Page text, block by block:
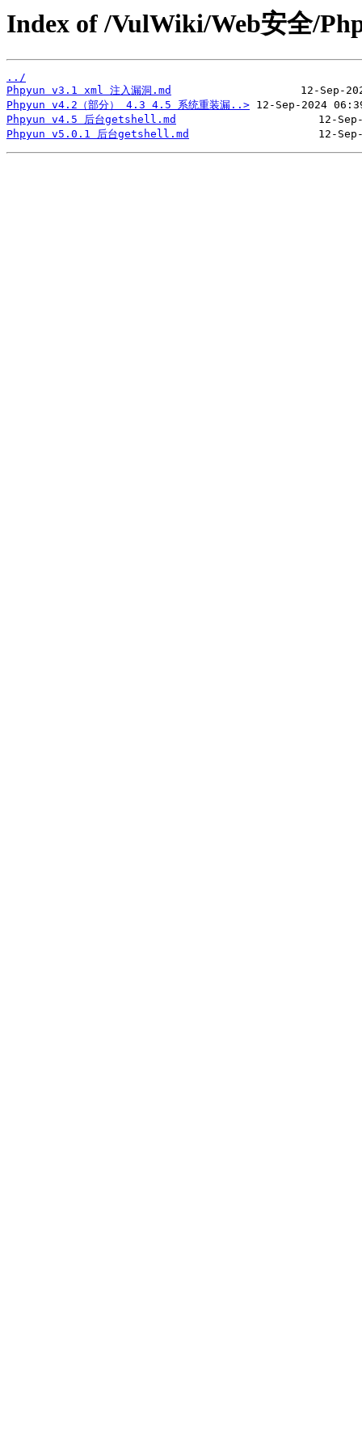
Index of /VulWiki/Web安全/
../
Phpyun v3.1 xml 注入漏洞.md
Phpyun v4.2（部分） 4.3 4.5 系统重装漏..>
Phpyun v4.5 后台getshell.md
Phpyun v5.0.1 后台getshell.md